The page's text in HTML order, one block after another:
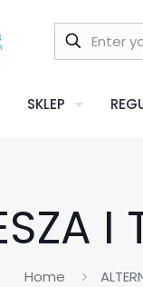
SKLEP
Home